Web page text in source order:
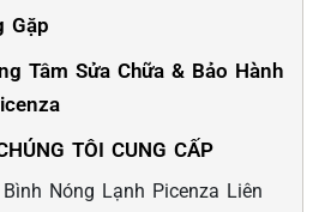
Gặp
Tâm Sửa Chữa & Bảo Hành
TÔI CUNG CẤP
Nóng Lạnh Picenza Liên